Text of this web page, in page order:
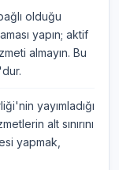
olduğu
yapın; aktif
almayın. Bu
'dur.
yayımladığı
alt sınırını
yapmak,